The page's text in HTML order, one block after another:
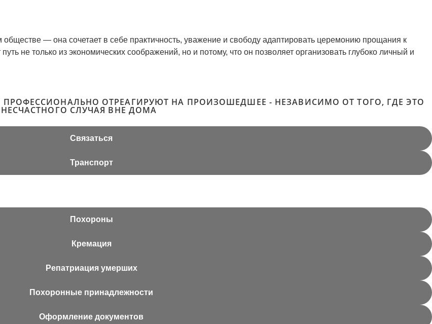
— она сочетает в себе практичность, уважение и свободу адаптировать церемонию прощания к
не только из экономических соображений, но и потому, что он позволяет организовать глубоко личный и
ПРОФЕССИОНАЛЬНО ОТРЕАГИРУЮТ НА ПРОИЗОШЕДШЕЕ - НЕЗАВИСИМО ОТ ТОГО, ГДЕ ЭТО
СЛУЧАЯ ВНЕ ДОМА
Связаться
Транспорт
Похороны
Кремация
Репатриация умерших
Похоронные принадлежности
Оформление документов